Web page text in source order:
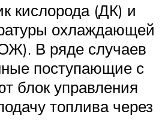
кислорода (ДК) и
охлаждающей
В ряде случаев
поступающие с
блок управления
топлива через